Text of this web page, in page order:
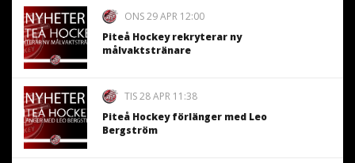
ONS 29 APR 12:00
Piteå Hockey rekryterar ny
målvaktstränare
TIS 28 APR 11:38
Piteå Hockey förlänger med Leo
Bergström